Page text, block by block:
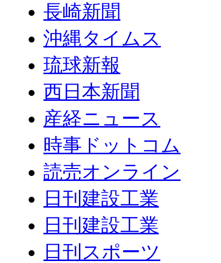
長崎新聞
沖縄タイムス
琉球新報
西日本新聞
産経ニュース
時事ドットコム
読売オンライン
日刊建設工業
日刊建設工業
日刊スポーツ